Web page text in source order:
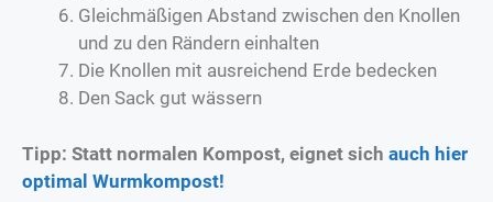
Gleichmäßigen Abstand zwischen den Knollen
und zu den Rändern einhalten
Die Knollen mit ausreichend Erde bedecken
Den Sack gut wässern
Tipp: Statt normalen Kompost, eignet sich auch hier
optimal Wurmkompost!